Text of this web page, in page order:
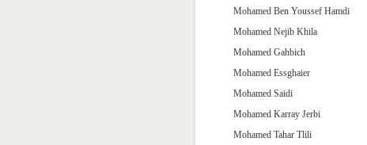
Mohamed Ben Youssef Hamdi
Mohamed Nejib Khila
Mohamed Gahbich
Mohamed Essghaier
Mohamed Saidi
Mohamed Karray Jerbi
Mohamed Tahar Tlili